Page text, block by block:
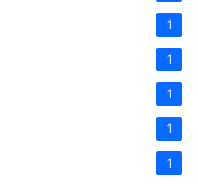
1
1
1
1
1